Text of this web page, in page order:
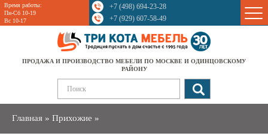
Время работы:
Пн-Сб 10-19
Вс 10-17
+7 (498) 694-23-28
+7 (929) 607-58-49
ПРОДАЖА И ПРОИЗВОДСТВО МЕБЕЛИ ПО МОСКВЕ И ОДИНЦОВСКОМУ
РАЙОНУ
Главная » Прихожие »
Sale